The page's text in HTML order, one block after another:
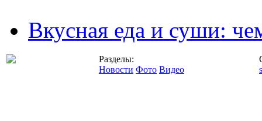
Вкусная еда и суши:
Разделы:
Новости Фото Видео